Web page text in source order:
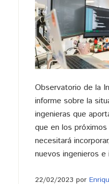
Observatorio de la
informe sobre la
ingenieras que
que en los
necesitará
nuevos ingenieros e
22/02/2023 por